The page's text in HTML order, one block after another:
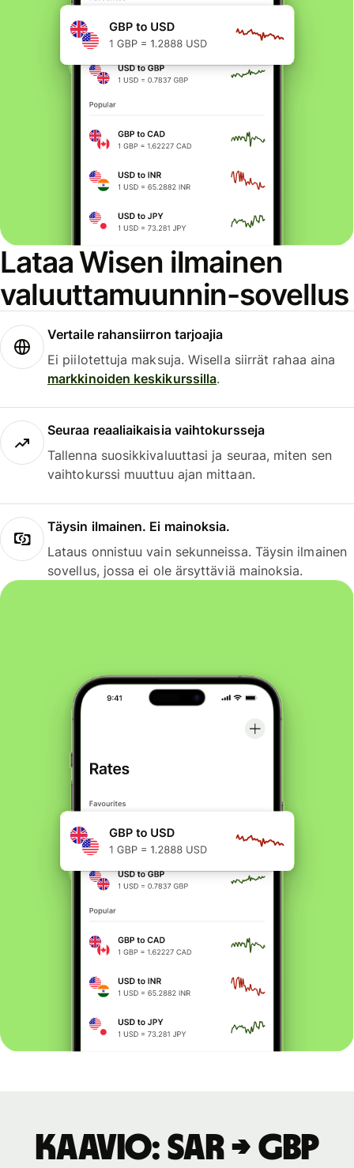
Lataa Wisen ilmainen
valuuttamuunnin-sovellus
Vertaile rahansiirron tarjoajia
Ei piilotettuja maksuja. Wisella siirrät rahaa aina
markkinoiden keskikurssilla.
Seuraa reaaliaikaisia vaihtokursseja
Tallenna suosikkivaluuttasi ja seuraa, miten sen
vaihtokurssi muuttuu ajan mittaan.
Täysin ilmainen. Ei mainoksia.
Lataus onnistuu vain sekunneissa. Täysin ilmainen
sovellus, jossa ei ole ärsyttäviä mainoksia.
Kaavio: SAR → GBP